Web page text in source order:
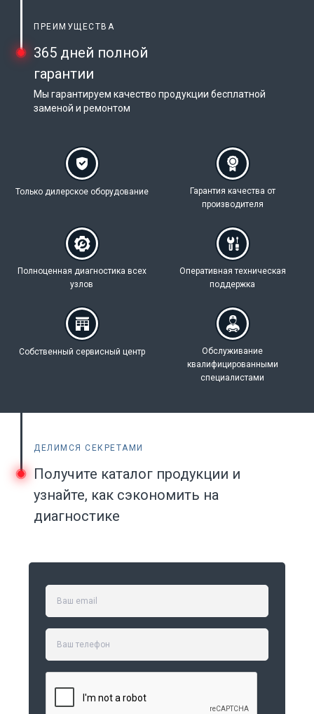
ПРЕИМУЩЕСТВА
365 дней полной
гарантии
Мы гарантируем качество продукции бесплатной
заменой и ремонтом
Только дилерское оборудование Гарантия качества от
производителя
Полноценная диагностика всех
узлов
Оперативная техническая
поддержка
Собственный сервисный центр
Обслуживание
квалифицированными
специалистами
ДЕЛИМСЯ СЕКРЕТАМИ
Получите каталог продукции и
узнайте, как сэкономить на
диагностике